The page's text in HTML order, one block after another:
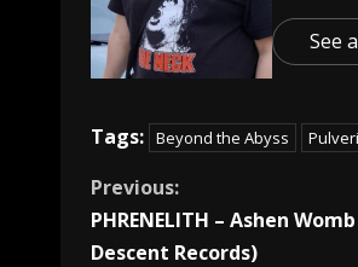
See
Tags: Beyond the Abyss
Previous:
PHRENELITH – Ashen
Descent Records)